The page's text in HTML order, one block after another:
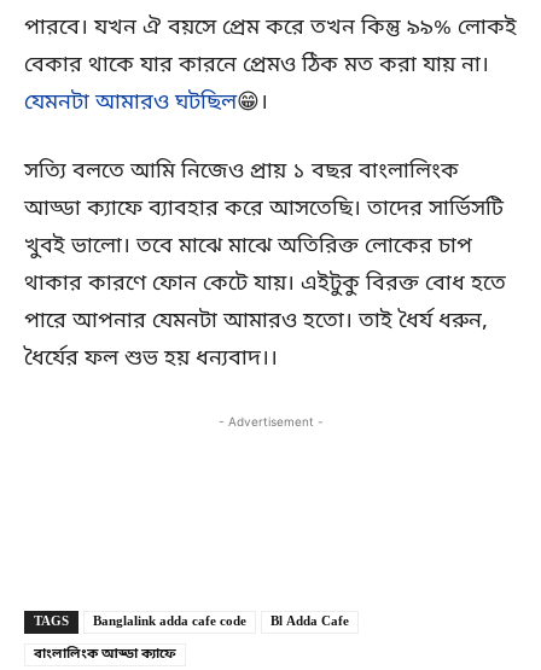
পারবে। যখন ঐ বয়সে প্রেম করে তখন কিন্তু ৯৯% লোকই
বেকার থাকে যার কারনে প্রেমও ঠিক মত করা যায় না।
যেমনটা আমারও ঘটছিল😁।
সত্যি বলতে আমি নিজেও প্রায় ১ বছর বাংলালিংক
আড্ডা ক্যাফে ব্যাবহার করে আসতেছি। তাদের সার্ভিসটি
খুবই ভালো। তবে মাঝে মাঝে অতিরিক্ত লোকের চাপ
থাকার কারণে ফোন কেটে যায়। এইটুকু বিরক্ত বোধ হতে
পারে আপনার যেমনটা আমারও হতো। তাই ধৈর্য ধরুন,
ধৈর্যের ফল শুভ হয় ধন্যবাদ।।
- Advertisement -
TAGS Banglalink adda cafe code
Bl Adda Cafe
বাংলালিংক আড্ডা ক্যাফে